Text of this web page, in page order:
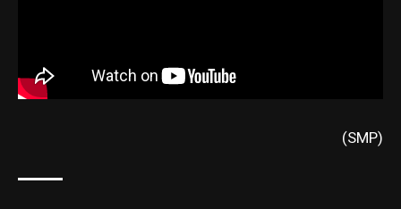
(SMP)